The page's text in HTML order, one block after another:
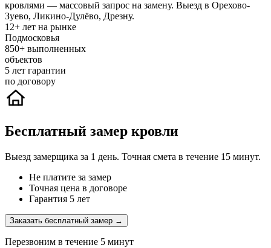
кровлями — массовый запрос на замену. Выезд в Орехово-
Зуево, Ликино-Дулёво, Дрезну.
12+ лет на рынке
Подмосковья
850+ выполненных
объектов
5 лет гарантии
по договору
Бесплатный замер кровли
Выезд замерщика за 1 день. Точная смета в течение 15 минут.
Не платите за замер
Точная цена в договоре
Гарантия 5 лет
Заказать бесплатный замер →
Перезвоним в течение 5 минут